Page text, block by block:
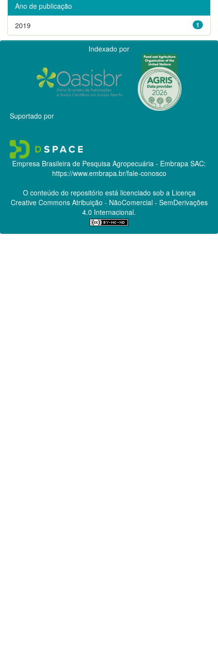
Ano de publicação
1
2019
Indexado por
Suportado por
Empresa Brasileira de Pesquisa Agropecuária - Embrapa SAC:
https://www.embrapa.br/fale-conosco
O conteúdo do repositório está licenciado sob a Licença
Creative CommonsAtribuição - NãoComercial - SemDerivações
4.0 Internacional.